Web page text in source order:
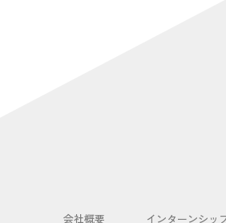
会社概要 インターンシッ